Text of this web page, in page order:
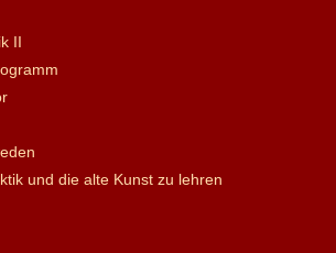
II
und die alte Kunst zu lehren